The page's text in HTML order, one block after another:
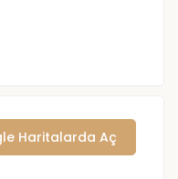
Haritalarda Aç